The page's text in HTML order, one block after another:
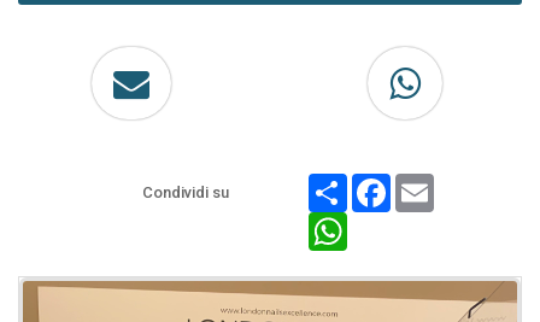
Condividi su
Share Facebook
Email
WhatsApp